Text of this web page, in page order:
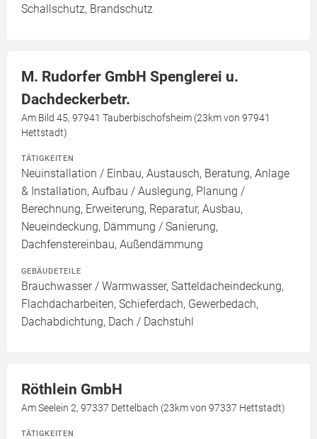
Schallschutz, Brandschutz
M. Rudorfer GmbH Spenglerei u.
Dachdeckerbetr.
Am Bild 45, 97941 Tauberbischofsheim (23km von 97941
Hettstadt)
TÄTIGKEITEN
Neuinstallation / Einbau, Austausch, Beratung, Anlage
& Installation, Aufbau / Auslegung, Planung /
Berechnung, Erweiterung, Reparatur, Ausbau,
Neueindeckung, Dämmung / Sanierung,
Dachfenstereinbau, Außendämmung
GEBÄUDETEILE
Brauchwasser / Warmwasser, Satteldacheindeckung,
Flachdacharbeiten, Schieferdach, Gewerbedach,
Dachabdichtung, Dach / Dachstuhl
Röthlein GmbH
Am Seelein 2, 97337 Dettelbach (23km von 97337 Hettstadt)
TÄTIGKEITEN